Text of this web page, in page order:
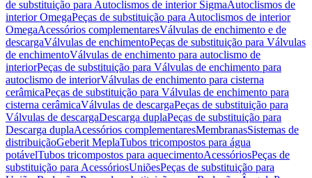
de substituição para Autoclismos de interior SigmaAutoclismos de
interior OmegaPeças de substituição para Autoclismos de interior
OmegaAcessórios complementaresVálvulas de enchimento e de
descargaVálvulas de enchimentoPeças de substituição para Válvulas
de enchimentoVálvulas de enchimento para autoclismo de
interiorPeças de substituição para Válvulas de enchimento para
autoclismo de interiorVálvulas de enchimento para cisterna
cerâmicaPeças de substituição para Válvulas de enchimento para
cisterna cerâmicaVálvulas de descargaPeças de substituição para
Válvulas de descargaDescarga duplaPeças de substituição para
Descarga duplaAcessórios complementaresMembranasSistemas de
distribuiçãoGeberit MeplaTubos tricompostos para água
potávelTubos tricompostos para aquecimentoAcessóriosPeças de
substituição para AcessóriosUniõesPeças de substituição para